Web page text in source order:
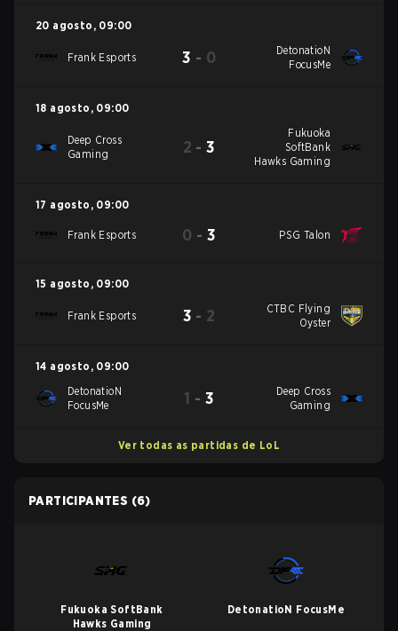
20 agosto , 09:00
Frank Esports 3 - 0
DetonatioN
FocusMe
18 agosto , 09:00
Deep Cross
Gaming
2 -3
Fukuoka
SoftBank
Hawks Gaming
17 agosto , 09:00
Frank Esports 0 - 3 PSG Talon
15 agosto , 09:00
Frank Esports 3 - 2
CTBC Flying
Oyster
14 agosto , 09:00
DetonatioN
FocusMe
1 - 3
Deep Cross
Gaming
Ver todas as partidas de LoL
PARTICIPANTES (6)
Fukuoka SoftBank
Hawks Gaming
DetonatioN FocusMe